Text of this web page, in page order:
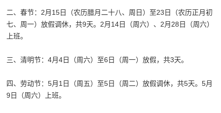
二、春节：2月15日（农历腊月二十八、周日）至23日（农历正月初
七、周一）放假调休，共9天。2月14日（周六）、2月28日（周六）
上班。
三、清明节：4月4日（周六）至6日（周一）放假，共3天。
四、劳动节：5月1日（周五）至5日（周二）放假调休，共5天。5月
9日（周六）上班。